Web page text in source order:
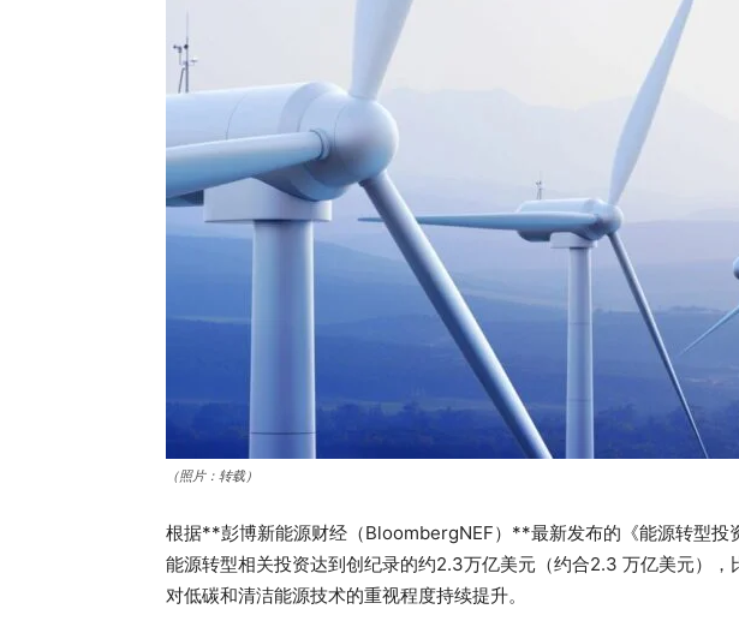
（照片：转载）
根据**彭博新能源财经（BloombergNEF）**最新发布的《能源转型投
能源转型相关投资达到创纪录的约2.3万亿美元（约合2.3 万亿美元）
对低碳和清洁能源技术的重视程度持续提升。